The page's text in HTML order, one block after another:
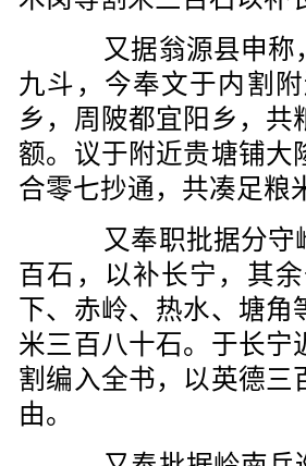
又据翁源县申称，
九斗，今奉文于内割
乡，周陂都宜阳乡，
额。议于附近贵塘铺大
合零七抄通，共凑足粮
又奉职批据分守岭
百石，以补长宁，其
下、赤岭、热水、塘
米三百八十石。于长宁
割编入全书，以英德三
由。